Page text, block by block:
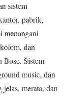
sistem
pabrik,
menangani
dan
Bose. Sistem
music, dan
jelas, merata, dan